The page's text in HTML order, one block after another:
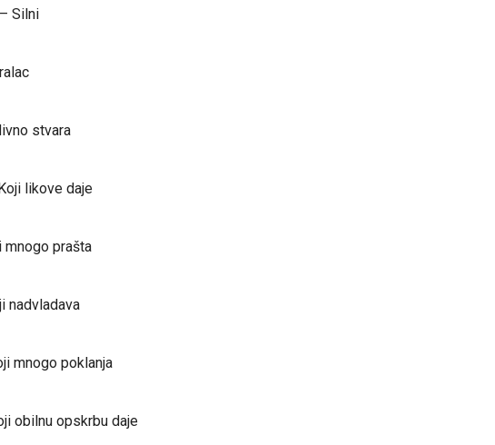
Silni
stvara
likove daje
mnogo prašta
nadvladava
mnogo poklanja
obilnu opskrbu daje